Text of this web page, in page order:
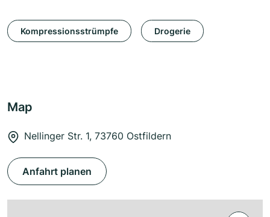
Kompressionsstrümpfe Drogerie
Map
Nellinger Str. 1, 73760 Ostfildern
Anfahrt planen